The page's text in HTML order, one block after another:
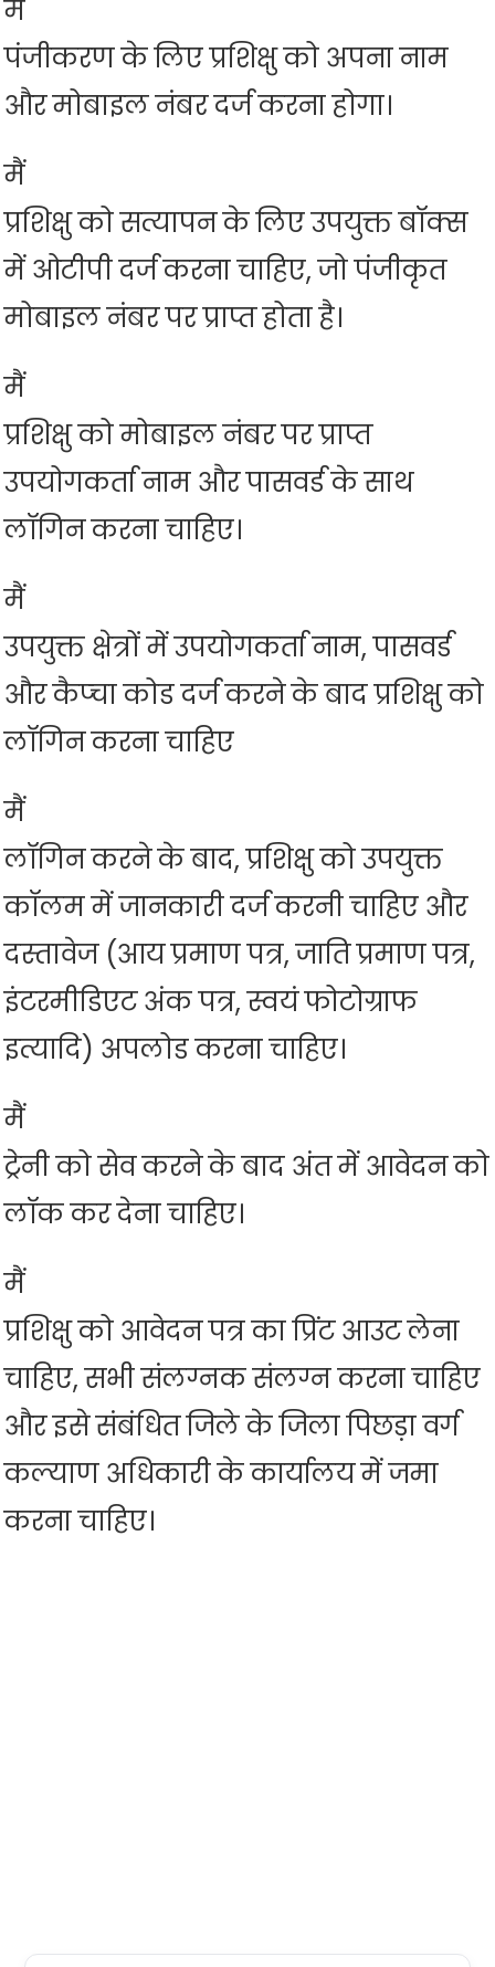
मैं
पंजीकरण के लिए प्रशिक्षु को अपना नाम
और मोबाइल नंबर दर्ज करना होगा।
मैं
प्रशिक्षु को सत्यापन के लिए उपयुक्त बॉक्स
में ओटीपी दर्ज करना चाहिए, जो पंजीकृत
मोबाइल नंबर पर प्राप्त होता है।
मैं
प्रशिक्षु को मोबाइल नंबर पर प्राप्त
उपयोगकर्ता नाम और पासवर्ड के साथ
लॉगिन करना चाहिए।
मैं
उपयुक्त क्षेत्रों में उपयोगकर्ता नाम, पासवर्ड
और कैप्चा कोड दर्ज करने के बाद प्रशिक्षु को
लॉगिन करना चाहिए
मैं
लॉगिन करने के बाद, प्रशिक्षु को उपयुक्त
कॉलम में जानकारी दर्ज करनी चाहिए और
दस्तावेज (आय प्रमाण पत्र, जाति प्रमाण पत्र,
इंटरमीडिएट अंक पत्र, स्वयं फोटोग्राफ
इत्यादि) अपलोड करना चाहिए।
मैं
ट्रेनी को सेव करने के बाद अंत में आवेदन को
लॉक कर देना चाहिए।
मैं
प्रशिक्षु को आवेदन पत्र का प्रिंट आउट लेना
चाहिए, सभी संलग्नक संलग्न करना चाहिए
और इसे संबंधित जिले के जिला पिछड़ा वर्ग
कल्याण अधिकारी के कार्यालय में जमा
करना चाहिए।